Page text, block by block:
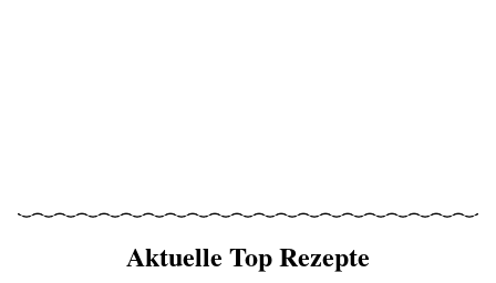
Aktuelle Top Rezepte